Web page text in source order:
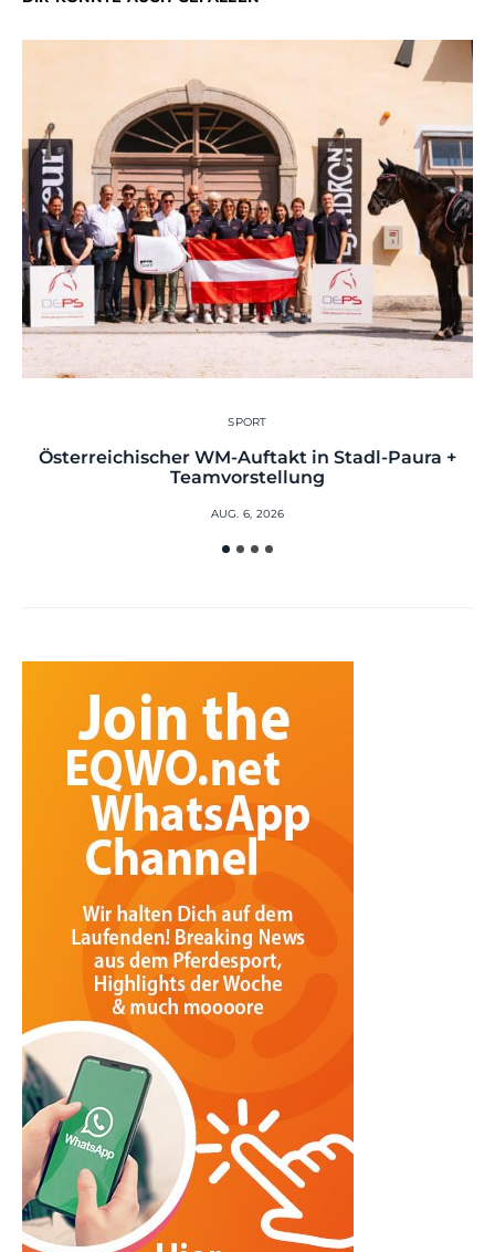
SPORT
Österreichischer WM-Auftakt in Stadl-Paura +
Teamvorstellung
AUG. 6, 2026